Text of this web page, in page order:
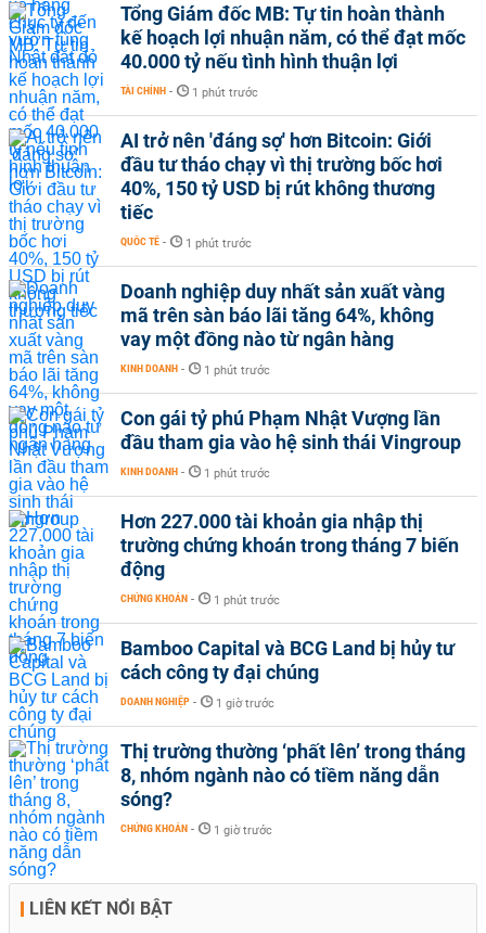
Tổng Giám đốc MB: Tự tin hoàn thành
kế hoạch lợi nhuận năm, có thể đạt mốc
40.000 tỷ nếu tình hình thuận lợi
TÀI CHÍNH - 1 phút trước
AI trở nên 'đáng sợ' hơn Bitcoin: Giới
đầu tư tháo chạy vì thị trường bốc hơi
40%, 150 tỷ USD bị rút không thương
tiếc
QUỐC TẾ - 1 phút trước
Doanh nghiệp duy nhất sản xuất vàng
mã trên sàn báo lãi tăng 64%, không
vay một đồng nào từ ngân hàng
KINH DOANH - 1 phút trước
Con gái tỷ phú Phạm Nhật Vượng lần
đầu tham gia vào hệ sinh thái Vingroup
KINH DOANH - 1 phút trước
Hơn 227.000 tài khoản gia nhập thị
trường chứng khoán trong tháng 7 biến
động
CHỨNG KHOÁN - 1 phút trước
Bamboo Capital và BCG Land bị hủy tư
cách công ty đại chúng
DOANH NGHIỆP - 1 giờ trước
Thị trường thường ‘phất lên’ trong tháng
8, nhóm ngành nào có tiềm năng dẫn
sóng?
CHỨNG KHOÁN - 1 giờ trước
LIÊN KẾT NỔI BẬT